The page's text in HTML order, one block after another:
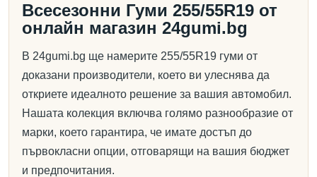
Всесезонни Гуми 255/55R19 от
онлайн магазин 24gumi.bg
В 24gumi.bg ще намерите 255/55R19 гуми от
доказани производители, което ви улеснява да
откриете идеалното решение за вашия автомобил.
Нашата колекция включва голямо разнообразие от
марки, което гарантира, че имате достъп до
първокласни опции, отговарящи на вашия бюджет
и предпочитания.